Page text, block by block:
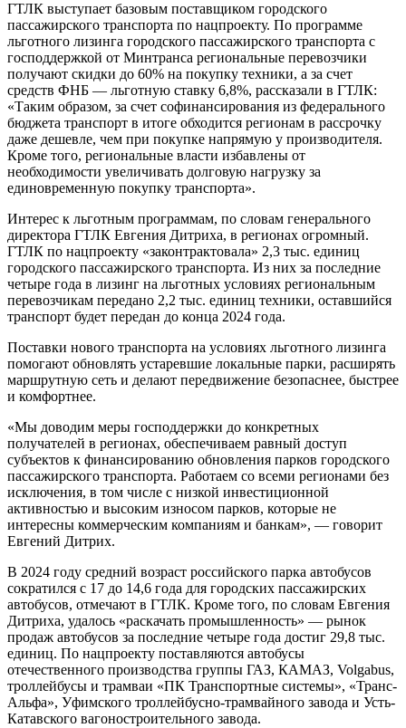
ГТЛК выступает базовым поставщиком городского
пассажирского транспорта по нацпроекту. По программе
льготного лизинга городского пассажирского транспорта с
господдержкой от Минтранса региональные перевозчики
получают скидки до 60% на покупку техники, а за счет
средств ФНБ — льготную ставку 6,8%, рассказали в ГТЛК:
«Таким образом, за счет софинансирования из федерального
бюджета транспорт в итоге обходится регионам в рассрочку
даже дешевле, чем при покупке напрямую у производителя.
Кроме того, региональные власти избавлены от
необходимости увеличивать долговую нагрузку за
единовременную покупку транспорта».
Интерес к льготным программам, по словам генерального
директора ГТЛК Евгения Дитриха, в регионах огромный.
ГТЛК по нацпроекту «законтрактовала» 2,3 тыс. единиц
городского пассажирского транспорта. Из них за последние
четыре года в лизинг на льготных условиях региональным
перевозчикам передано 2,2 тыс. единиц техники, оставшийся
транспорт будет передан до конца 2024 года.
Поставки нового транспорта на условиях льготного лизинга
помогают обновлять устаревшие локальные парки, расширять
маршрутную сеть и делают передвижение безопаснее, быстрее
и комфортнее.
«Мы доводим меры господдержки до конкретных
получателей в регионах, обеспечиваем равный доступ
субъектов к финансированию обновления парков городского
пассажирского транспорта. Работаем со всеми регионами без
исключения, в том числе с низкой инвестиционной
активностью и высоким износом парков, которые не
интересны коммерческим компаниям и банкам», — говорит
Евгений Дитрих.
В 2024 году средний возраст российского парка автобусов
сократился с 17 до 14,6 года для городских пассажирских
автобусов, отмечают в ГТЛК. Кроме того, по словам Евгения
Дитриха, удалось «раскачать промышленность» — рынок
продаж автобусов за последние четыре года достиг 29,8 тыс.
единиц. По нацпроекту поставляются автобусы
отечественного производства группы ГАЗ, КАМАЗ, Volgabus,
троллейбусы и трамваи «ПК Транспортные системы», «Транс-
Альфа», Уфимского троллейбусно-трамвайного завода и Усть-
Катавского вагоностроительного завода.